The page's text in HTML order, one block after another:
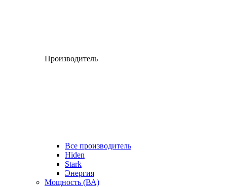
Производитель
Все производитель
Hiden
Stark
Энергия
Мощность (ВА)